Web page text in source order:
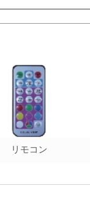
リモコン